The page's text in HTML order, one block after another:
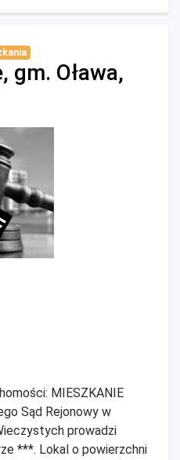
gm. Oława,
MIESZKANIE
Sąd Rejonowy w
prowadzi
***. Lokal o powierzchni